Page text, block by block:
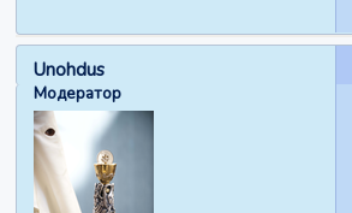
Unohdus
Модератор